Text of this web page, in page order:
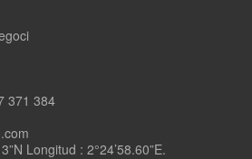
371 384
Longitud : 2°24’58.60”E.